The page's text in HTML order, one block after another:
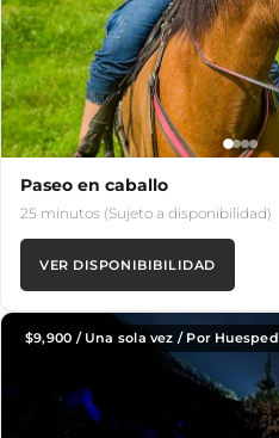
Paseo en caballo
25 minutos (Sujeto a disponibilidad)
VER DISPONIBIBILIDAD
$9,900 / Una sola vez / Por Huesped